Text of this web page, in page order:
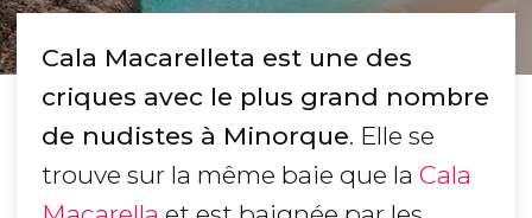
Cala Macarelleta est une des
criques avec le plus grand nombre
de nudistes à Minorque. Elle se
trouve sur la même baie que la Cala